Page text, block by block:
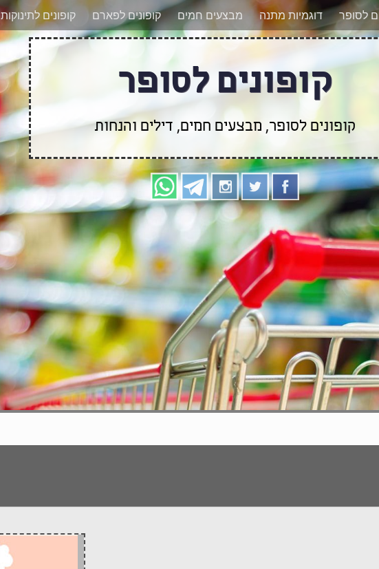
מעודכנים לגבי קופונים חדשים? הצטרפו אלינו גם בוואטסאפ לסופר דוגמיות מתנה מבצעים חמים קופונים לפארם קופונים לתינוקות
קופונים לסופר
קופונים לסופר, מבצעים חמים, דילים והנחות